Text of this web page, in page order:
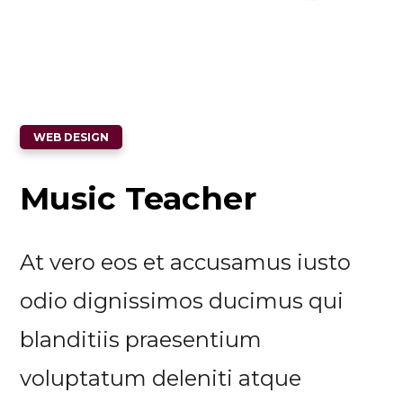
WEB DESIGN
Music Teacher
At vero eos et accusamus iusto
odio dignissimos ducimus qui
blanditiis praesentium
voluptatum deleniti atque